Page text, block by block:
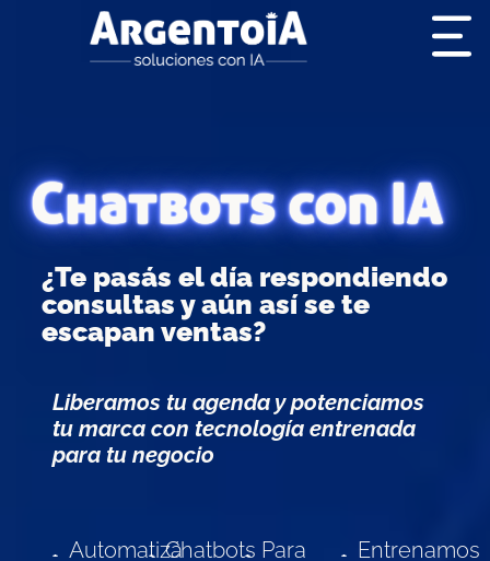
Chatbots con IA
¿Te pasás el día respondiendo
consultas y aún así se te
escapan ventas?
Liberamos tu agenda y potenciamos
tu marca con tecnología entrenada
para tu negocio
AutomatizáChatbots Para
Entrenamos